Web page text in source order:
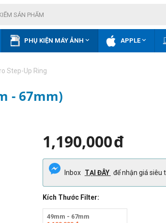
PHỤ KIỆN MÁY ẢNH  APPLE
Step-Up Ring
- 67mm)
1,190,000đ
Inbox TẠI ĐÂY để nhận giá siêu
Kích Thước Filter:
49mm - 67mm